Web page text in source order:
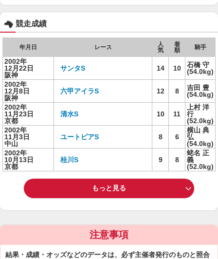
競走成績
年月日 レース
人
気
着
順
騎手
2002年
12月22日
阪神
サンタS 14 10
石橋 守
(54.0kg)
2002年
12月8日
阪神
六甲アイラS 12 8
吉田 豊
(54.0kg)
2002年
11月23日
京都
清水S 10 11
上村 洋
行
(52.0kg)
2002年
11月3日
中山
ユートピアS 8 6
横山 典
弘
(54.0kg)
2002年
10月13日
京都
桂川S 9 8
蛯名 正
義
(52.0kg)
もっと見る
注意事項
結果・成績・オッズなどのデータは、必ず主催者発行のものと照合